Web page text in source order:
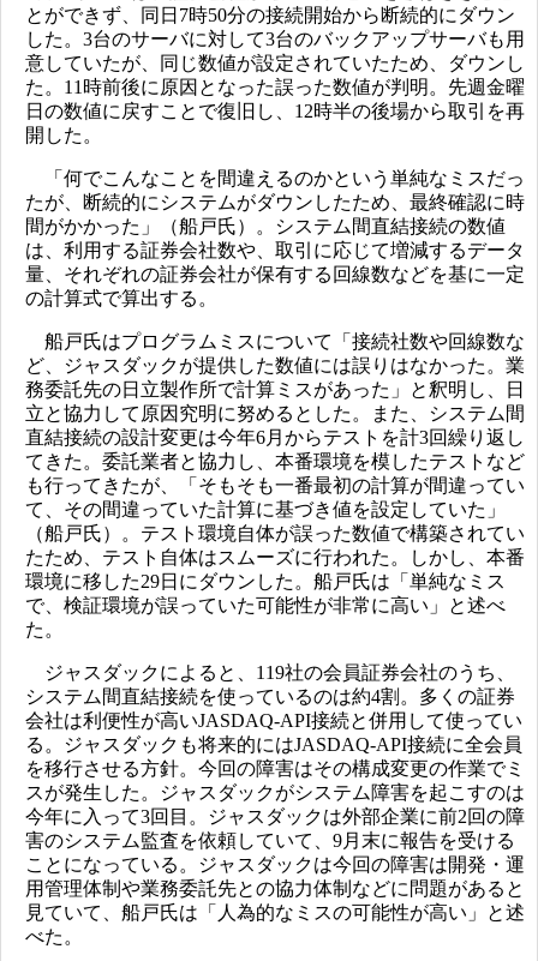
とができず、同日7時50分の接続開始から断続的にダウン
した。3台のサーバに対して3台のバックアップサーバも用
意していたが、同じ数値が設定されていたため、ダウンし
た。11時前後に原因となった誤った数値が判明。先週金曜
日の数値に戻すことで復旧し、12時半の後場から取引を再
開した。
「何でこんなことを間違えるのかという単純なミスだっ
たが、断続的にシステムがダウンしたため、最終確認に時
間がかかった」（船戸氏）。システム間直結接続の数値
は、利用する証券会社数や、取引に応じて増減するデータ
量、それぞれの証券会社が保有する回線数などを基に一定
の計算式で算出する。
船戸氏はプログラムミスについて「接続社数や回線数な
ど、ジャスダックが提供した数値には誤りはなかった。業
務委託先の日立製作所で計算ミスがあった」と釈明し、日
立と協力して原因究明に努めるとした。また、システム間
直結接続の設計変更は今年6月からテストを計3回繰り返し
てきた。委託業者と協力し、本番環境を模したテストなど
も行ってきたが、「そもそも一番最初の計算が間違ってい
て、その間違っていた計算に基づき値を設定していた」
（船戸氏）。テスト環境自体が誤った数値で構築されてい
たため、テスト自体はスムーズに行われた。しかし、本番
環境に移した29日にダウンした。船戸氏は「単純なミス
で、検証環境が誤っていた可能性が非常に高い」と述べ
た。
ジャスダックによると、119社の会員証券会社のうち、
システム間直結接続を使っているのは約4割。多くの証券
会社は利便性が高いJASDAQ-API接続と併用して使ってい
る。ジャスダックも将来的にはJASDAQ-API接続に全会員
を移行させる方針。今回の障害はその構成変更の作業でミ
スが発生した。ジャスダックがシステム障害を起こすのは
今年に入って3回目。ジャスダックは外部企業に前2回の障
害のシステム監査を依頼していて、9月末に報告を受ける
ことになっている。ジャスダックは今回の障害は開発・運
用管理体制や業務委託先との協力体制などに問題があると
見ていて、船戸氏は「人為的なミスの可能性が高い」と述
べた。